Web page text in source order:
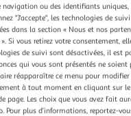
navigation ou des identifiants uniques,
"J'accepte", les technologies de
dans la section « Nous et nos
Si vous retirez votre consentement,
de suivi sont désactivées, il est
qui vous sont présentés ne soient
réapparaître ce menu pour
à tout moment en cliquant sur le
page. Les choix que vous avez fait
Pour plus d’informations, reportez-